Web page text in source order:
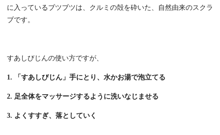
に入っているブツブツは、クルミの殻を砕いた、自然由来のスクラ
ブです。
すあしびじんの使い方ですが、
1. 「すあしびじん」手にとり、水かお湯で泡立てる
2. 足全体をマッサージするように洗いなじませる
3. よくすすぎ、落としていく